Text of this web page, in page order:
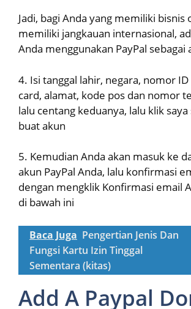
Jadi, bagi Anda yang memiliki bisnis
memiliki jangkauan internasional,
Anda menggunakan PayPal sebagai
4. Isi tanggal lahir, negara, nomor ID
card, alamat, kode pos dan nomor
lalu centang keduanya, lalu klik
buat akun
5. Kemudian Anda akan masuk ke
akun PayPal Anda, lalu konfirmasi
dengan mengklik Konfirmasi email
di bawah ini
Baca Juga Pengertian Jenis Dan
Fungsi Kartu Izin Tinggal
Sementara (kitas)
Add A Paypal